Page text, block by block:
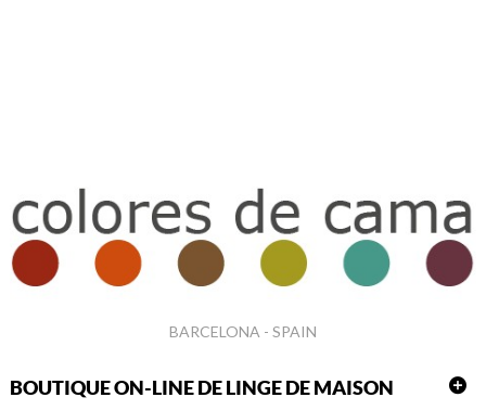
BARCELONA - SPAIN
BOUTIQUE ON-LINE DE LINGE DE MAISON